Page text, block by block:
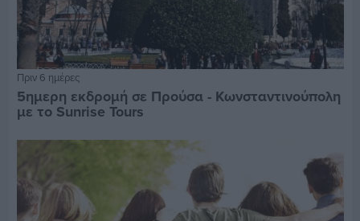
Πριν 6 ημέρες
5ημερη εκδρομή σε Προύσα - Κωνσταντινούπολη
με το Sunrise Tours